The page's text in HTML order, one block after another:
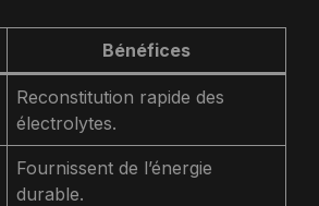
Bénéfices
Reconstitution rapide des
électrolytes.
Fournissent de l’énergie
durable.